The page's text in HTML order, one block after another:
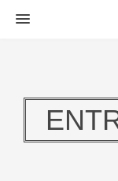
MENU